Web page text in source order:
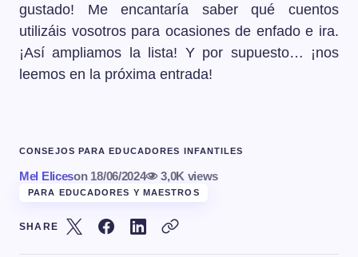
gustado! Me encantaría saber qué cuentos
utilizáis vosotros para ocasiones de enfado e ira.
¡Así ampliamos la lista! Y por supuesto… ¡nos
leemos en la próxima entrada!
CONSEJOS PARA EDUCADORES INFANTILES
Mel Eliceson 18/06/2024 3,0K views
PARA EDUCADORES Y MAESTROS
SHARE